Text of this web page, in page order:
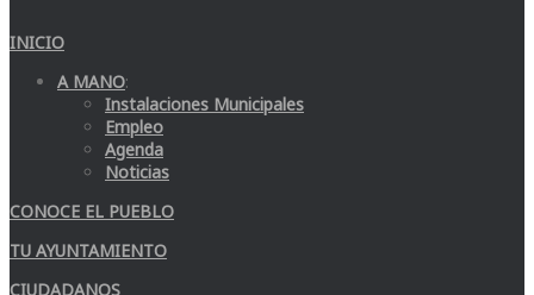
INICIO
A MANO:
Instalaciones Municipales
Empleo
Agenda
Noticias
CONOCE EL PUEBLO
TU AYUNTAMIENTO
CIUDADANOS